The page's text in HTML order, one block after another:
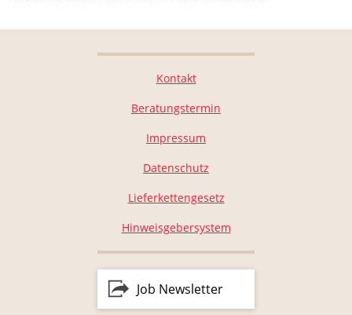
Kontakt
Beratungstermin
Impressum
Datenschutz
Lieferkettengesetz
Hinweisgebersystem
Job Newsletter